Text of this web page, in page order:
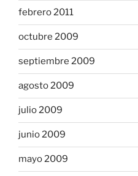
febrero 2011
octubre 2009
septiembre 2009
agosto 2009
julio 2009
junio 2009
mayo 2009